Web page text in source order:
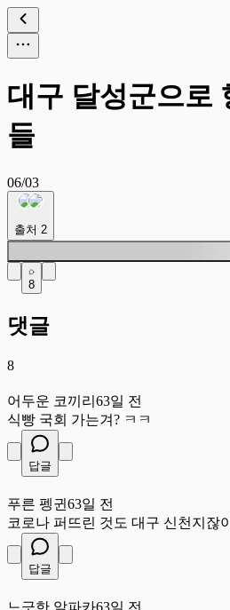
대구 달성군으로
들
06/03
출처 2
8
댓글
8
어두운 코끼리 63일 전
식빵 국회 가는겨? ㅋㅋ
답글
푸른 펭귄 63일 전
코로나 퍼뜨린 것도 대구 신천지잖
답글
느긋한 알파카63일 전